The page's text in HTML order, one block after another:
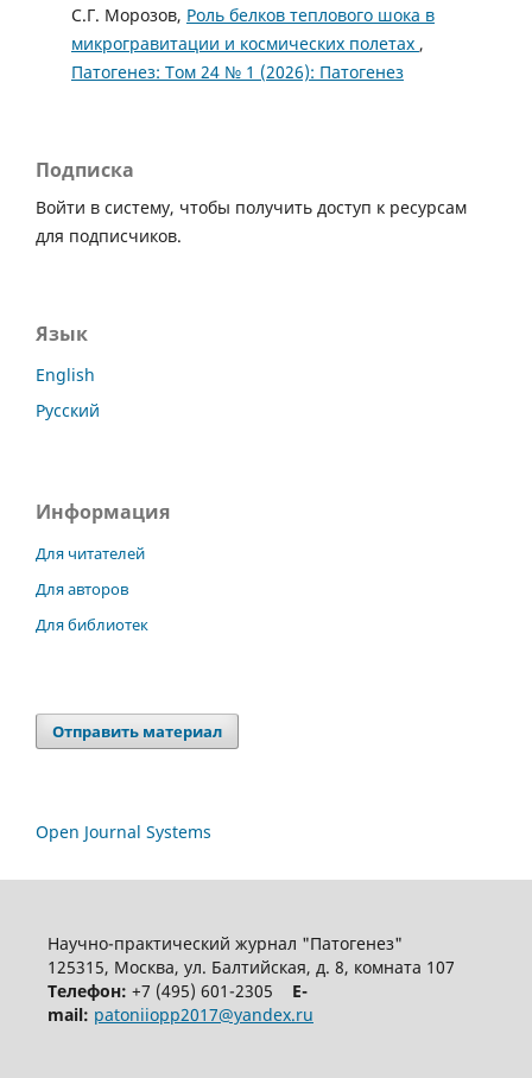
С.Г. Морозов, Роль белков теплового шока в
микрогравитации и космических полетах ,
Патогенез: Том 24 № 1 (2026): Патогенез
Подписка
Войти в систему, чтобы получить доступ к ресурсам
для подписчиков.
Язык
English
Русский
Информация
Для читателей
Для авторов
Для библиотек
Отправить материал
Open Journal Systems
Научно-практический журнал "Патогенез"
125315, Москва, ул. Балтийская, д. 8, комната 107
Телефон: +7 (495) 601-2305 E-
mail: patoniiopp2017@yandex.ru